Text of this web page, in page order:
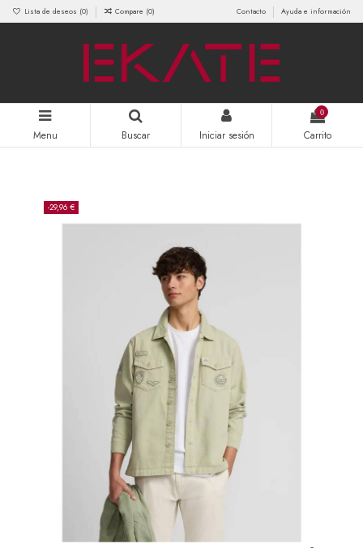
Lista de deseos (0) Compare (0) Contacto Ayuda e información
Menu Buscar Iniciar sesión
0
Carrito
-29,96 €